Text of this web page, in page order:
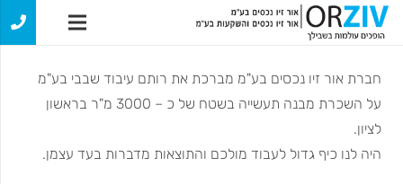
חברת אור זיו נכסים בע"מ מברכת את רותם עיבוד שבבי בע"מ
על השכרת מבנה תעשייה בשטח של כ – 3000 מ"ר בראשון
לציון.
היה לנו כיף גדול לעבוד מולכם והתוצאות מדברות בעד עצמן.